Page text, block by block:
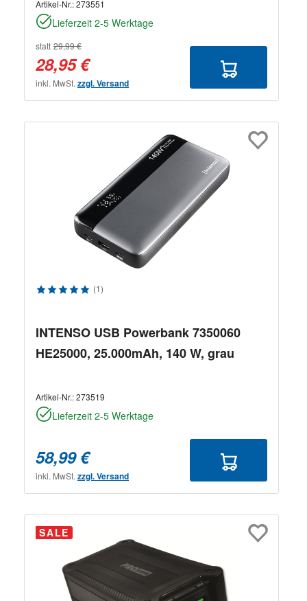
Artikel-Nr.:273551
Lieferzeit 2-5 Werktage
statt 29,99 €
28,95 €
inkl. MwSt. zzgl. Versand
Durchschnittliche Bewertung von 5 von 5 Sternen
(1)
INTENSO USB Powerbank 7350060
HE25000, 25.000mAh, 140 W, grau
Artikel-Nr.:273519
Lieferzeit 2-5 Werktage
58,99 €
inkl. MwSt. zzgl. Versand
SALE